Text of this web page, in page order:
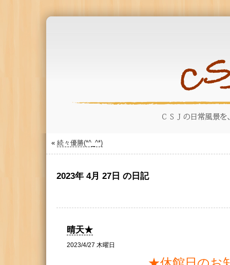
« 続々優勝(*^_^*)
2023年 4月 27日 の日記
晴天★
2023/4/27 木曜日